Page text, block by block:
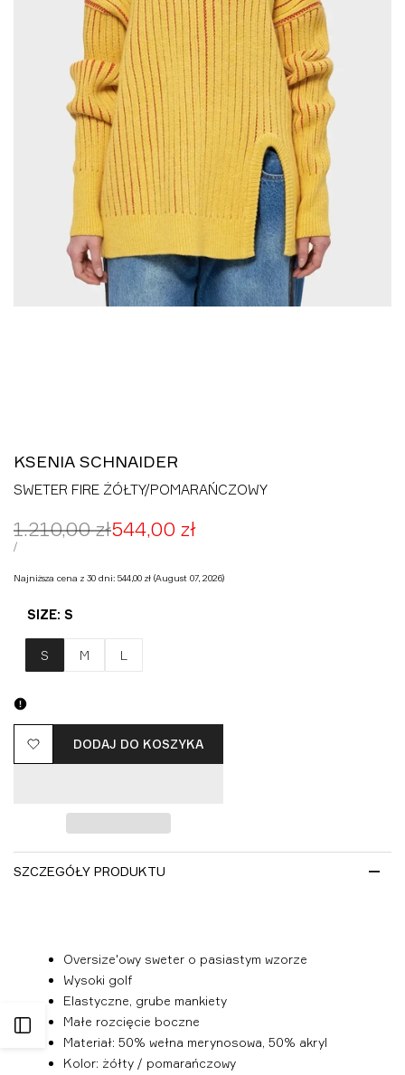
Otwórz
panel
KSENIA SCHNAIDER
SWETER FIRE ŻÓŁTY/POMARAŃCZOWY
Cena
regularna
1.210,00 złCena
544,00 zł
CENA
/ZA
Najniższa cena z 30 dni: 544,00 zł (August 07, 2026)
SIZE: S
S M L
DODAJ DO KOSZYKA
Dodaj
życzeń
SZCZEGÓŁY PRODUKTU
Oversize'owy sweter o pasiastym wzorze
Wysoki golf
Elastyczne, grube mankiety
Małe rozcięcie boczne
Materiał: 50% wełna merynosowa, 50% akryl
Kolor: żółty / pomarańczowy